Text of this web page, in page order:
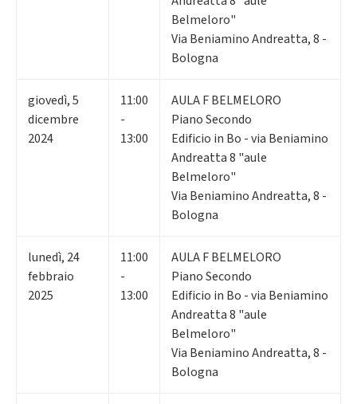
Belmeloro"
Via Beniamino Andreatta, 8 -
Bologna
giovedì,5
dicembre
2024
11:00
-
13:00
AULA F BELMELORO
Piano Secondo
Edificio in Bo - via Beniamino
Andreatta 8 "aule
Belmeloro"
Via Beniamino Andreatta, 8 -
Bologna
lunedì, 24
febbraio
2025
11:00
-
13:00
AULA F BELMELORO
Piano Secondo
Edificio in Bo - via Beniamino
Andreatta 8 "aule
Belmeloro"
Via Beniamino Andreatta, 8 -
Bologna